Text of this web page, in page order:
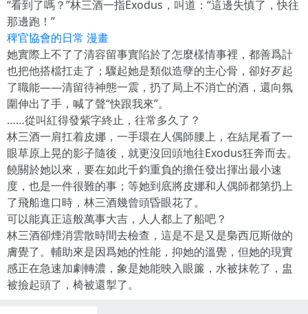
“看到了嗎？”林三酒一指Exodus，叫道：“這邊失慎了，快往
那邊跑！”
稗官協會的日常 漫畫
她實際上不了了清容留事實陷於了怎麼樣情事裡，都善爲計
也把他搭檔扛走了；驟起她是類似造孽的主心骨，卻好歹起
了職能——清留待神態一震，扔了局上不消亡的酒，還向氛
圍伸出了手，喊了聲“快跟我來”。
……從叫紅得發紫字終止，往常多久了？
林三酒一肩扛着皮娜，一手環在人偶師腰上，在結尾看了一
眼草原上晃的影子隨後，就更沒回頭地往Exodus狂奔而去。
饒關於她以來，要在如此千鈞重負的擔任發出揮出最小速
度，也是一件很難的事；等她到底將皮娜和人偶師都第扔上
了飛船進口時，林三酒幾曾頭昏眼花了。
可以能真正這般萬事大吉，人人都上了船吧？
林三酒卻煙消雲散時間去檢查，這是不是又是梟西厄斯做的
膚覺了。輔助來是因爲她的性能，抑她的溫覺，但她的現實
感正在急速加劇轉濃，象是她能映入眼簾，水被抹乾了，盅
被撿起頭了，椅被還掣了。